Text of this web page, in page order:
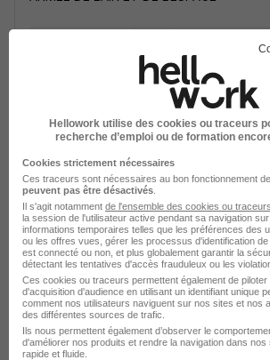
Technicien Systèmes
ARMEE DE L'AIR ET DE L'ESPACE
Lille - 59 CDD 1 570 - 2 230 € /
Voir l’offre
Technicien Systèmes
ARMEE DE L'AIR ET DE L'ESPACE
Hellowork utilise des cookies ou traceurs
recherche d’emploi ou de formation
Cookies strictement nécessaires
Ces traceurs sont nécessaires au bon fonctionnement
peuvent pas être désactivés
Il s'agit notamment de l'ensemble des cookies ou traceurs
la session de l'utilisateur active pendant sa navigation
informations temporaires telles que les préférences des
ou les offres vues, gérer les processus d'identification de
est connecté ou non, et plus globalement garantir la
détectant les tentatives d'accès frauduleux ou les
Ces cookies ou traceurs permettent également de
d'acquisition d'audience en utilisant un identifiant unique
comment nos utilisateurs naviguent sur nos sites et nos
des différentes sources de trafic.
Ils nous permettent également d’observer le
d'améliorer nos produits et rendre la navigation dans nos
rapide et fluide.